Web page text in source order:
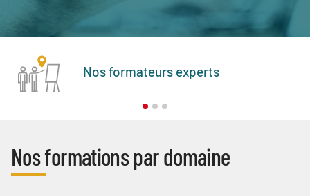
Nos formateurs experts
Nos formations par domaine